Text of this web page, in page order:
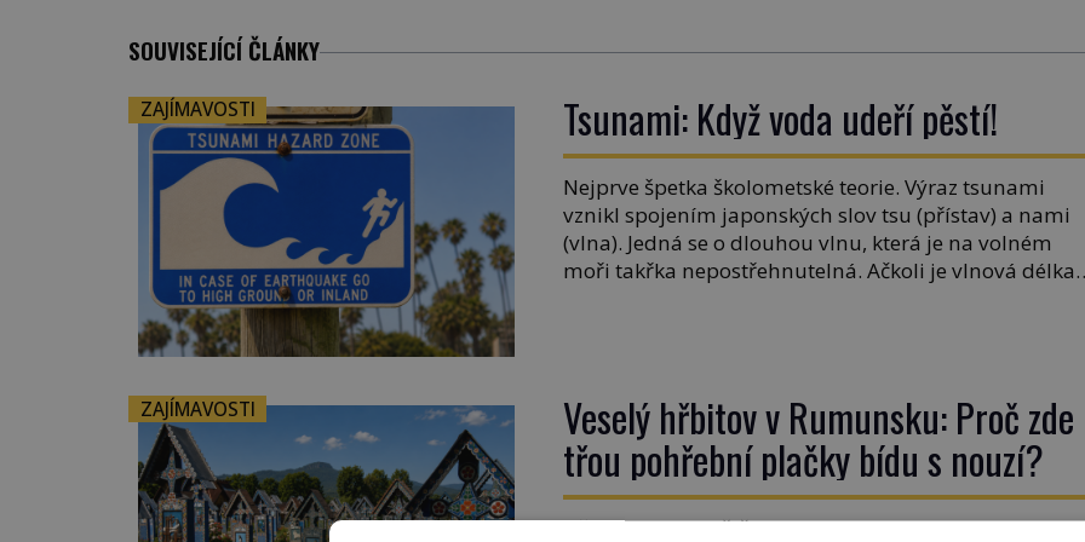
SOUVISEJÍCÍ ČLÁNKY
ZAJÍMAVOSTI Tsunami: Když voda udeří pěstí!
Nejprve špetka školometské teorie. Výraz tsunami
vznikl spojením japonských slov tsu (přístav) a nami
(vlna). Jedná se o dlouhou vlnu, která je na volném
moři takřka nepostřehnutelná. Ačkoli je vlnová délka
ZAJÍMAVOSTI Veselý hřbitov v Rumunsku: Proč zde
třou pohřební plačky bídu s nouzí?
Hřbitov jako jeviště pro mystérium smrti. Mezi